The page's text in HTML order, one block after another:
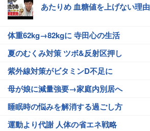
あたりめ 血糖値を上げない理由
体重62kg→82kgに 寺田心の生活
夏のむくみ対策 ツボ&反射区押し
紫外線対策がビタミンD不足に
母が娘に減量強要→家庭内別居へ
睡眠時の悩みを解消する過ごし方
運動より代謝 人体の省エネ戦略